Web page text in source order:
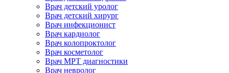
Врач детский уролог
Врач детский хирург
Врач инфекционист
Врач кардиолог
Врач колопроктолог
Врач косметолог
Врач МРТ диагностики
Врач невролог